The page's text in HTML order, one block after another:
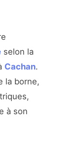
selon la
Cachan.
la borne,
à son